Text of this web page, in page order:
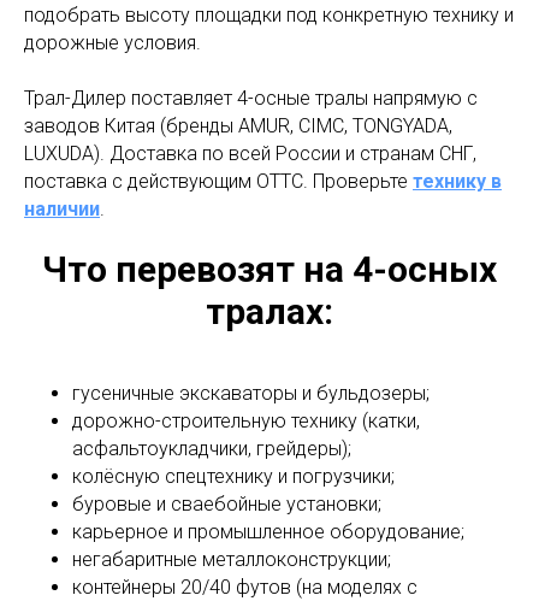
подобрать высоту площадки под конкретную технику и
дорожные условия.
Трал-Дилер поставляет 4-осные тралы напрямую с
заводов Китая (бренды AMUR, CIMC, TONGYADA,
LUXUDA). Доставка по всей России и странам СНГ,
поставка с действующим ОТТС. Проверьте технику в
наличии.
Что перевозят на 4-осных
тралах:
гусеничные экскаваторы и бульдозеры;
дорожно-строительную технику (катки,
асфальтоукладчики, грейдеры);
колёсную спецтехнику и погрузчики;
буровые и сваебойные установки;
карьерное и промышленное оборудование;
негабаритные металлоконструкции;
контейнеры 20/40 футов (на моделях с